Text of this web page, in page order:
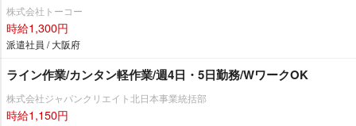
株式会社トーコー
時給1,300円
派遣社員 / 大阪府
ライン作業/カンタン軽作業/週4日・5日勤務/WワークOK
株式会社ジャパンクリエイト北日本事業統括部
時給1,150円